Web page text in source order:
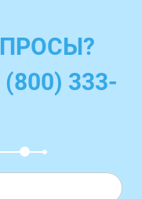
333-